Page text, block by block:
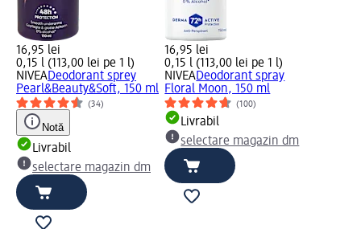
16,95 lei
0,15 l (113,00 lei pe 1 l)
NIVEADeodorant sprey
Pearl&Beauty&Soft, 150 ml
(34)
Notă
Livrabil
selectare magazin dm
16,95 lei
0,15 l (113,00 lei pe 1 l)
NIVEADeodorant spray
Floral Moon, 150 ml
(100)
Livrabil
selectare magazin dm